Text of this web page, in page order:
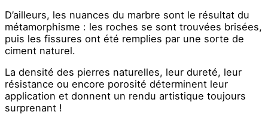
D’ailleurs, les nuances du marbre sont le résultat du
métamorphisme : les roches se sont trouvées brisées,
puis les fissures ont été remplies par une sorte de
ciment naturel.
La densité des pierres naturelles, leur dureté, leur
résistance ou encore porosité déterminent leur
application et donnent un rendu artistique toujours
surprenant !